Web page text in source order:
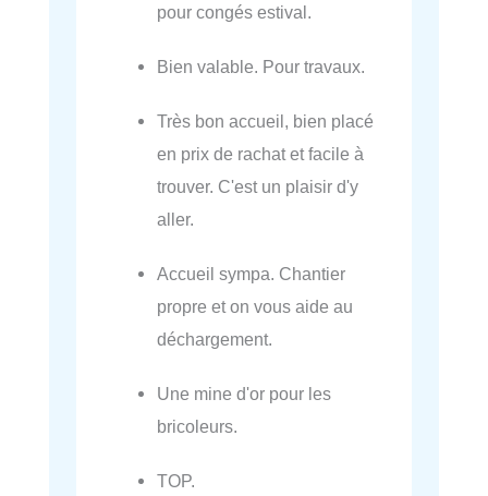
pour congés estival.
Bien valable. Pour travaux.
Très bon accueil, bien placé
en prix de rachat et facile à
trouver. C'est un plaisir d'y
aller.
Accueil sympa. Chantier
propre et on vous aide au
déchargement.
Une mine d'or pour les
bricoleurs.
TOP.